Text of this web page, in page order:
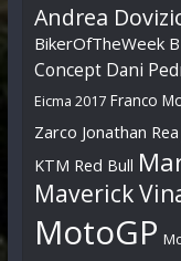
Andrea
BikerOfTheWeek
Concept Dani
Eicma 2017 Franco
Zarco Jonathan Rea
KTM Red Bull
Maverick
MotoGP